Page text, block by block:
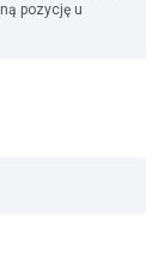
pozycję u